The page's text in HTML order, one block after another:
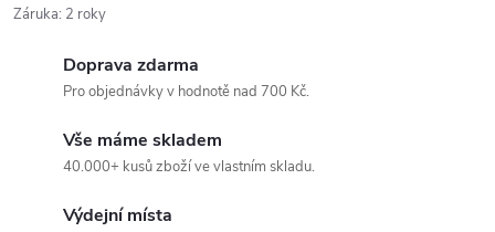
Záruka: 2 roky
Doprava zdarma
Pro objednávky v hodnotě nad 700 Kč.
Vše máme skladem
40.000+ kusů zboží ve vlastním skladu.
Výdejní místa